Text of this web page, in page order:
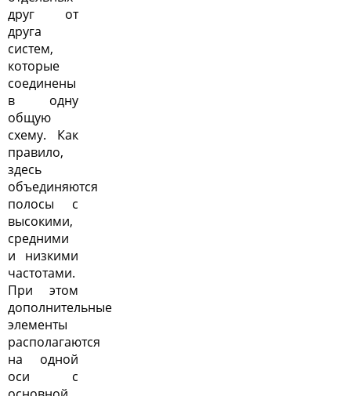
друг от
друга
систем,
которые
соединены
в одну
общую
схему. Как
правило,
здесь
объединяются
полосы с
высокими,
средними
и низкими
частотами.
При этом
дополнительные
элементы
располагаются
на одной
оси с